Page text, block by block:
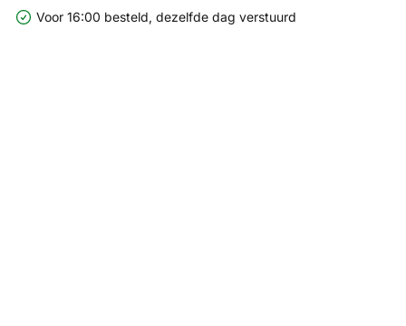
Voor 16:00 besteld, dezelfde dag verstuurd